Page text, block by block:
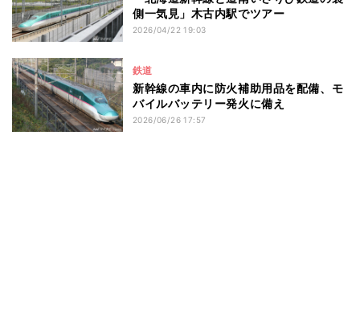
側一気見」木古内駅でツアー
2026/04/22 19:03
鉄道
新幹線の車内に防火補助用品を配備、モ
バイルバッテリー発火に備え
2026/06/26 17:57